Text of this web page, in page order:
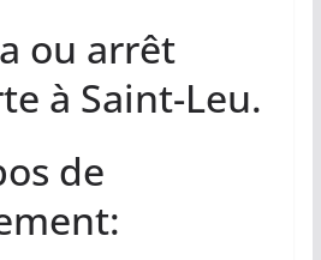
ou arrêt
à Saint-Leu.
de